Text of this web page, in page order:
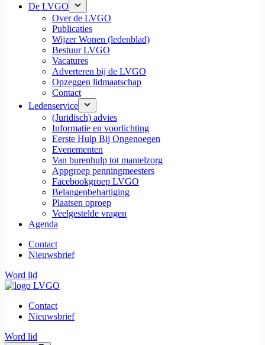
De LVGO
Over de LVGO
Publicaties
Wijzer Wonen (ledenblad)
Bestuur LVGO
Vacatures
Adverteren bij de LVGO
Opzeggen lidmaatschap
Contact
Ledenservice
(Juridisch) advies
Informatie en voorlichting
Eerste Hulp Bij Ongenoegen
Evenementen
Van burenhulp tot mantelzorg
Appgroep penningmeesters
Facebookgroep LVGO
Belangenbehartiging
Plaatsen oproep
Veelgestelde vragen
Agenda
Contact
Nieuwsbrief
Word lid
Contact
Nieuwsbrief
Word lid